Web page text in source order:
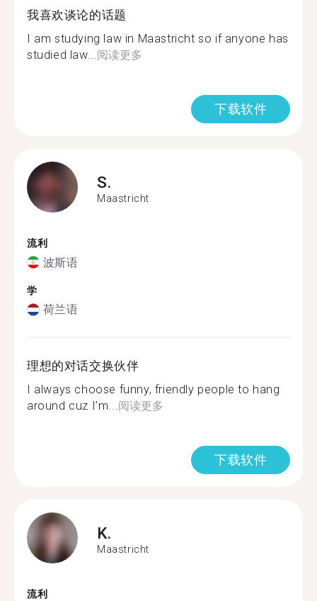
我喜欢谈论的话题
I am studying law in Maastricht so if anyone has
studied law...阅读更多
下载软件
S.
Maastricht
流利
波斯语
学
荷兰语
理想的对话交换伙伴
I always choose funny, friendly people to hang
around cuz I’m...阅读更多
下载软件
K.
Maastricht
流利